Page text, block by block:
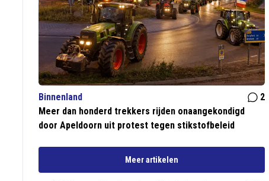
Binnenland
2
Meer dan honderd trekkers rijden onaangekondigd
door Apeldoorn uit protest tegen stikstofbeleid
Meer artikelen